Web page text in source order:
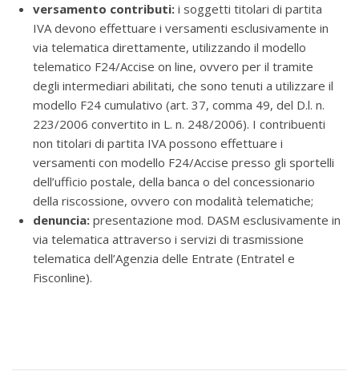
versamento contributi: i soggetti titolari di partita
IVA devono effettuare i versamenti esclusivamente in
via telematica direttamente, utilizzando il modello
telematico F24/Accise on line, ovvero per il tramite
degli intermediari abilitati, che sono tenuti a utilizzare il
modello F24 cumulativo (art. 37, comma 49, del D.l. n.
223/2006 convertito in L. n. 248/2006). I contribuenti
non titolari di partita IVA possono effettuare i
versamenti con modello F24/Accise presso gli sportelli
dell’ufficio postale, della banca o del concessionario
della riscossione, ovvero con modalità telematiche;
denuncia: presentazione mod. DASM esclusivamente in
via telematica attraverso i servizi di trasmissione
telematica dell’Agenzia delle Entrate (Entratel e
Fisconline).